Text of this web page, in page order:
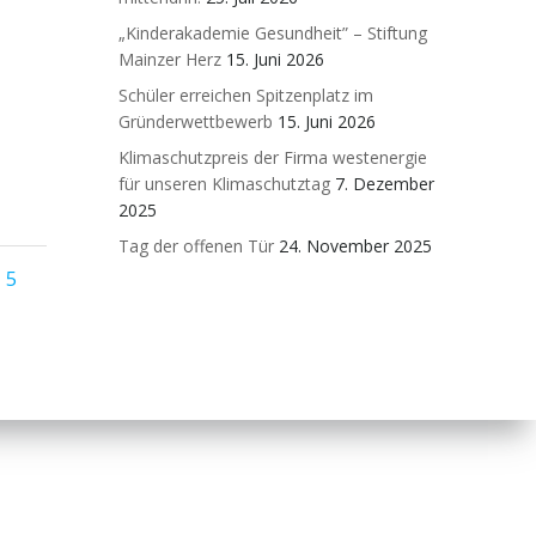
Page
5
„Kinderakademie Gesundheit” – Stiftung
Mainzer Herz 15. Juni 2026
Schüler erreichen Spitzenplatz im
Gründerwettbewerb 15. Juni 2026
Klimaschutzpreis der Firma westenergie
für unseren Klimaschutztag 7. Dezember
2025
Tag der offenen Tür 24. November 2025